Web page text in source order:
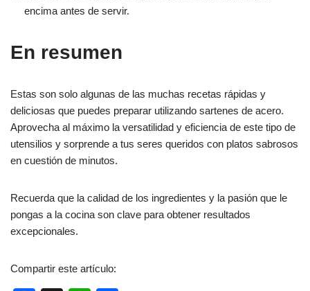
encima antes de servir.
En resumen
Estas son solo algunas de las muchas recetas rápidas y
deliciosas que puedes preparar utilizando sartenes de acero.
Aprovecha al máximo la versatilidad y eficiencia de este tipo de
utensilios y sorprende a tus seres queridos con platos sabrosos
en cuestión de minutos.
Recuerda que la calidad de los ingredientes y la pasión que le
pongas a la cocina son clave para obtener resultados
excepcionales.
Compartir este artículo: